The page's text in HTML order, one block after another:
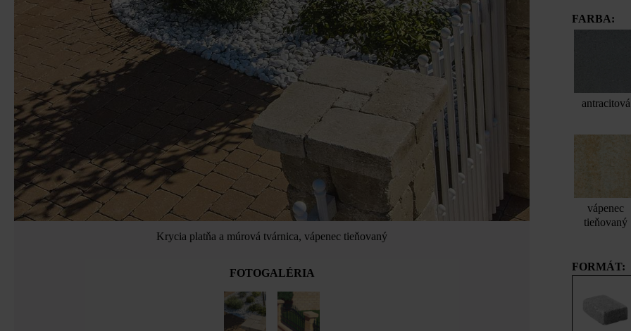
Krycia platňa a múrová tvárnica, vápenec tieňovaný
FOTOGALÉRIA
FARBA:
antracitová
vápenec
tieňovaný
FORMÁT: